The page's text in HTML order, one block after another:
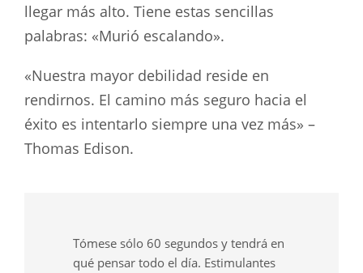
llegar más alto. Tiene estas sencillas
palabras: «Murió escalando».
«Nuestra mayor debilidad reside en
rendirnos. El camino más seguro hacia el
éxito es intentarlo siempre una vez más» –
Thomas Edison.
Tómese sólo 60 segundos y tendrá en
qué pensar todo el día. Estimulantes